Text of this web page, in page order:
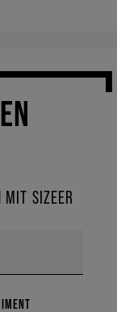
SIZEER